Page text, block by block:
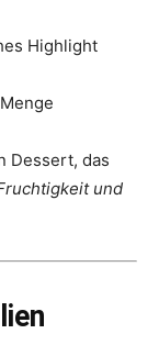
Highlight
Dessert, das
und